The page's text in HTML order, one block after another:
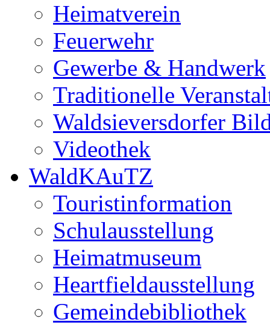
Heimatverein
Feuerwehr
Gewerbe & Handwerk
Traditionelle
Waldsieversdorfer
Videothek
WaldKAuTZ
Touristinformation
Schulausstellung
Heimatmuseum
Heartfieldausstellung
Gemeindebibliothek